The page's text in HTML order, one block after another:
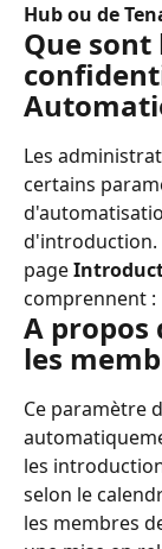
Hub ou de
Que
Les
certains
d'introduction.
page
comprennent :
A propos
les
Ce paramètre
les
selon le
les membres